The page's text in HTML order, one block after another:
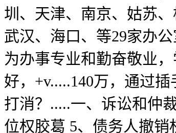
圳、天津、南京、姑苏
武汉、海口、等29家办
为办事专业和勤奋敬业
好，+v.....140万，通过
打消？.....一、诉讼和仲
位权胶葛 5、债务人撤